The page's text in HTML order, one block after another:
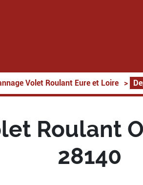
Volet Roulant Eure et Loire >
Roulant
28140